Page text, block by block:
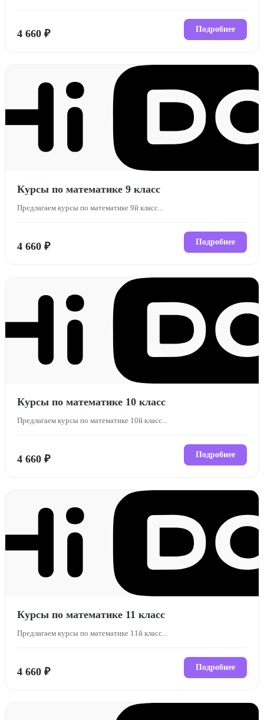
4 660 ₽ Подробнее
Курсы по математике 9 класс
Предлагаем курсы по математике 9й класс...
4 660 ₽ Подробнее
Курсы по математике 10 класс
Предлагаем курсы по математике 10й класс...
4 660 ₽ Подробнее
Курсы по математике 11 класс
Предлагаем курсы по математике 11й класс...
4 660 ₽ Подробнее